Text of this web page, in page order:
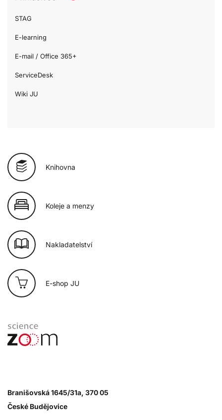
STAG
E-learning
E-mail / Office 365+
ServiceDesk
Wiki JU
Knihovna
Koleje a menzy
Nakladatelství
E-shop JU
Branišovská 1645/31a, 370 05
České Budějovice